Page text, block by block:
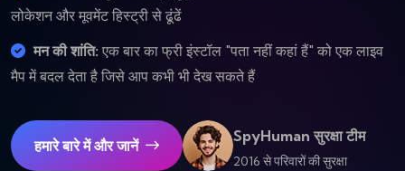
लोकेशन और मूवमेंट हिस्ट्री से ढूंढें
मन की शांति: एक बार का फ्री इंस्टॉल "पता नहीं कहां हैं" को एक लाइव
मैप में बदल देता है जिसे आप कभी भी देख सकते हैं
हमारे बारे में और जानें
SpyHuman सुरक्षा टीम
2016 से परिवारों की सुरक्षा